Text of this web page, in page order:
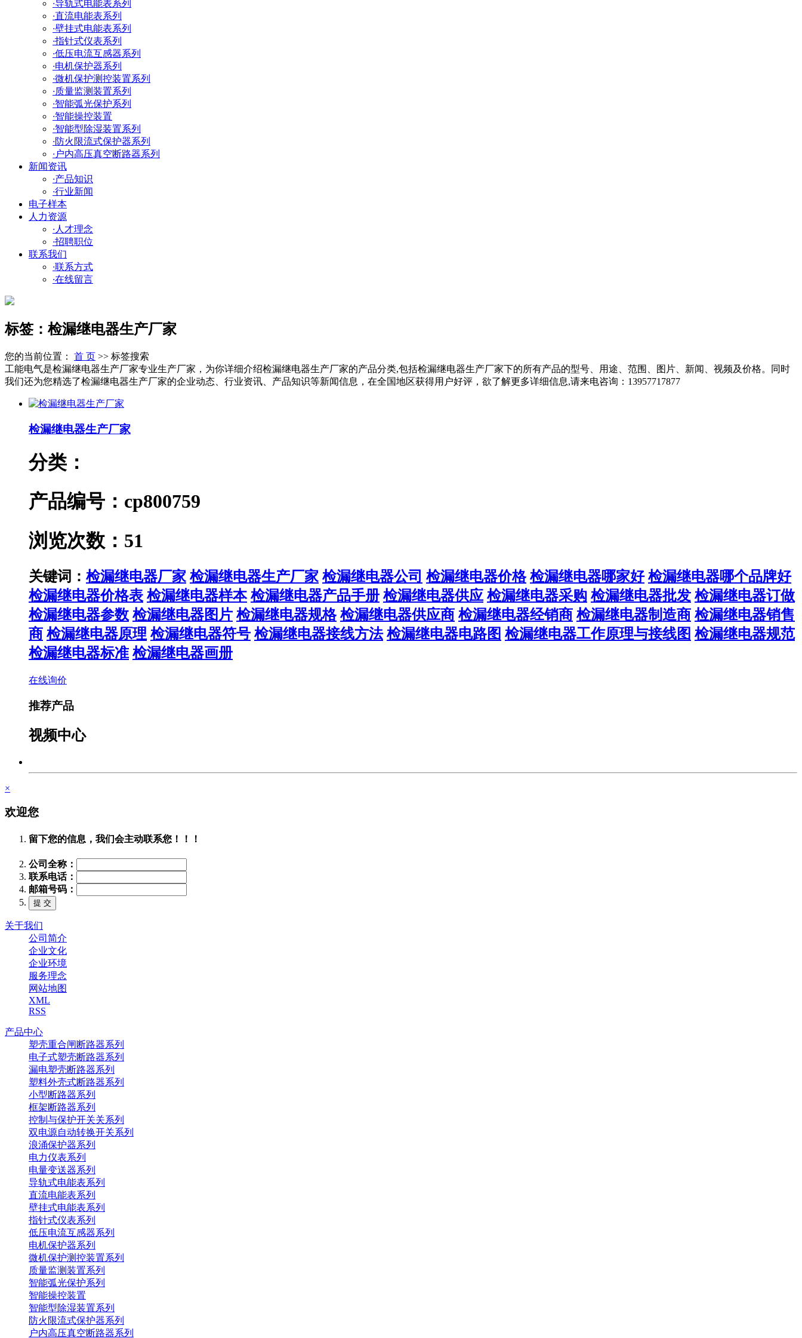
·导轨式电能表系列
·直流电能表系列
·壁挂式电能表系列
·指针式仪表系列
·低压电流互感器系列
·电机保护器系列
·微机保护测控装置系列
·质量监测装置系列
·智能弧光保护系列
·智能操控装置
·智能型除湿装置系列
·防火限流式保护器系列
· 户内高压真空断路器系列
新闻资讯
·产品知识
·行业新闻
电子样本
人力资源
· 人才理念
·招聘职位
联系我们
·联系方式
·在线留言
标签：检漏继电器生产厂家
您的当前位置： 首 页 >> 标签搜索
工能电气是检漏继电器生产厂家专业生产厂家，为你详细介绍检漏继电器生产厂家的产品分类,包括检漏继电器生产厂家下的所有产品的型号、用途、范围、图片、新闻、视频及价格。同时
我们还为您精选了检漏继电器生产厂家的企业动态、行业资讯、产品知识等新闻信息，在全国地区获得用户好评，欲了解更多详细信息,请来电咨询：13957717877
检漏继电器生产厂家
分类：
产品编号：cp800759
浏览次数：51
关键词： 检漏继电器厂家 检漏继电器生产厂家 检漏继电器公司 检漏继电器价格 检漏继电器哪家好 检漏继电器哪个品牌好
检漏继电器价格表 检漏继电器样本 检漏继电器产品手册 检漏继电器供应 检漏继电器采购 检漏继电器批发 检漏继电器订做
检漏继电器参数 检漏继电器图片 检漏继电器规格 检漏继电器供应商 检漏继电器经销商 检漏继电器制造商 检漏继电器销售
商 检漏继电器原理 检漏继电器符号 检漏继电器接线方法 检漏继电器电路图 检漏继电器工作原理与接线图 检漏继电器规范
检漏继电器标准 检漏继电器画册
在线询价
推荐产品
视频中心
×
欢迎您
留下您的信息，我们会主动联系您！！！
公司全称：
联系电话：
邮箱号码：
关于我们
公司简介
企业文化
企业环境
服务理念
网站地图
XML
RSS
产品中心
塑壳重合闸断路器系列
电子式塑壳断路器系列
漏电塑壳断路器系列
塑料外壳式断路器系列
小型断路器系列
框架断路器系列
控制与保护开关关系列
双电源自动转换开关系列
浪涌保护器系列
电力仪表系列
电量变送器系列
导轨式电能表系列
直流电能表系列
壁挂式电能表系列
指针式仪表系列
低压电流互感器系列
电机保护器系列
微机保护测控装置系列
质量监测装置系列
智能弧光保护系列
智能操控装置
智能型除湿装置系列
防火限流式保护器系列
户内高压真空断路器系列